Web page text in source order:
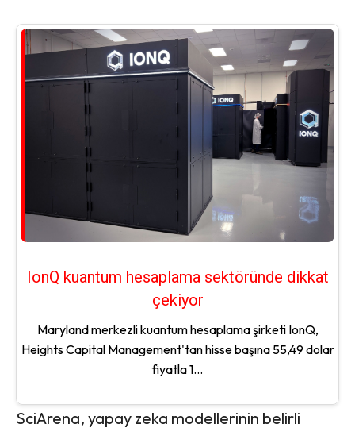
IonQ kuantum hesaplama sektöründe dikkat
çekiyor
Maryland merkezli kuantum hesaplama şirketi IonQ,
Heights Capital Management'tan hisse başına 55,49 dolar
fiyatla 1...
SciArena, yapay zeka modellerinin belirli